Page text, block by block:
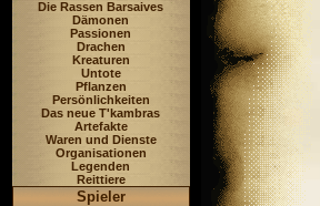
Die Rassen Barsaives
Dämonen
Passionen
Drachen
Kreaturen
Untote
Pflanzen
Persönlichkeiten
Das neue T'kambras
Artefakte
Waren und Dienste
Organisationen
Legenden
Reittiere
Spieler